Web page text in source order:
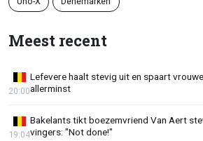
Meest recent
Lefevere haalt stevig uit en spaart
allerminst
20:00
Bakelants tikt boezemvriend Van Aert
vingers: "Not done!"
19:04